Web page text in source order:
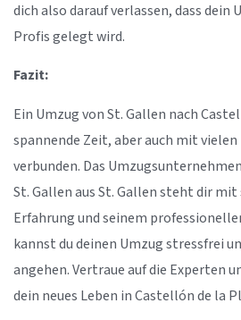
dich also darauf verlassen, dass dein
Profis gelegt wird.
Fazit:
Ein Umzug von St. Gallen nach
spannende Zeit, aber auch mit
verbunden. Das
St. Gallen aus St. Gallen steht dir
Erfahrung und seinem
kannst du deinen Umzug stressfrei
angehen. Vertraue auf die Experten
dein neues Leben in Castellón de la